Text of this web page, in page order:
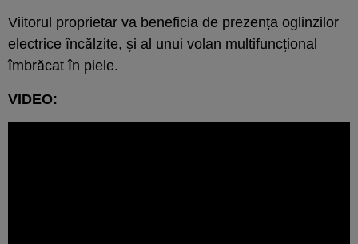
Viitorul proprietar va beneficia de prezența oglinzilor
electrice încălzite, și al unui volan multifuncțional
îmbrăcat în piele.
VIDEO: